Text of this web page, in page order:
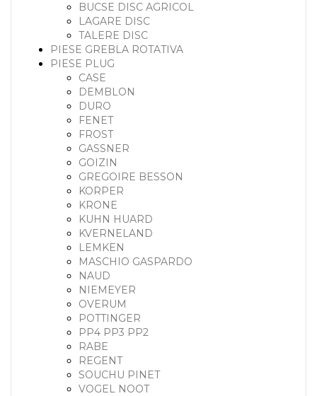
BUCSE DISC AGRICOL
LAGARE DISC
TALERE DISC
PIESE GREBLA ROTATIVA
PIESE PLUG
CASE
DEMBLON
DURO
FENET
FROST
GASSNER
GOIZIN
GREGOIRE BESSON
KORPER
KRONE
KUHN HUARD
KVERNELAND
LEMKEN
MASCHIO GASPARDO
NAUD
NIEMEYER
OVERUM
POTTINGER
PP4 PP3 PP2
RABE
REGENT
SOUCHU PINET
VOGEL NOOT